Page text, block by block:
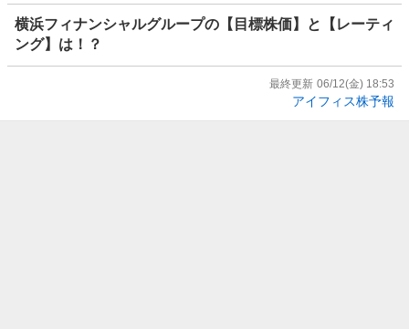
横浜フィナンシャルグループの【目標株価】と【レーティ
ング】は！？
最終更新 06/12(金) 18:53
アイフィス株予報